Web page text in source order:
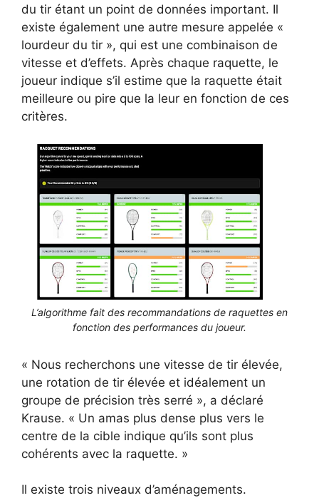
du tir étant un point de données important. Il
existe également une autre mesure appelée «
lourdeur du tir », qui est une combinaison de
vitesse et d’effets. Après chaque raquette, le
joueur indique s’il estime que la raquette était
meilleure ou pire que la leur en fonction de ces
critères.
L’algorithme fait des recommandations de raquettes en
fonction des performances du joueur.
« Nous recherchons une vitesse de tir élevée,
une rotation de tir élevée et idéalement un
groupe de précision très serré », a déclaré
Krause. « Un amas plus dense plus vers le
centre de la cible indique qu’ils sont plus
cohérents avec la raquette. »
Il existe trois niveaux d’aménagements.